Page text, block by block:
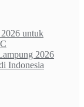
untuk
2026
Indonesia